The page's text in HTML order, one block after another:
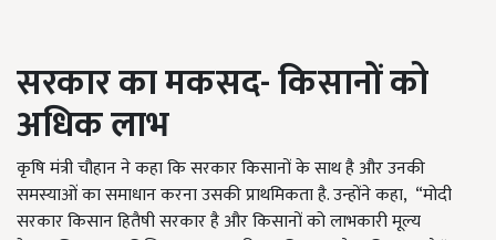
सरकार का मकसद- किसानों को
अधिक लाभ
कृषि मंत्री चौहान ने कहा कि सरकार किसानों के साथ है और उनकी
समस्याओं का समाधान करना उसकी प्राथमिकता है. उन्होंने कहा, “मोदी
सरकार किसान हितैषी सरकार है और किसानों को लाभकारी मूल्य